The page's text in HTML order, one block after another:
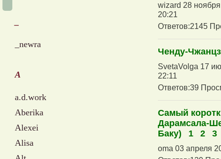
_newra
A
a.d.work
Aberika
Alexei
Alisa
wizard 28
20:21
Ответов:2145
Ченду-
SvetaVolga 17
22:11
Ответов:39
Самый
Дарамсала-
Баку)
1 2 3
oma 03 апреля